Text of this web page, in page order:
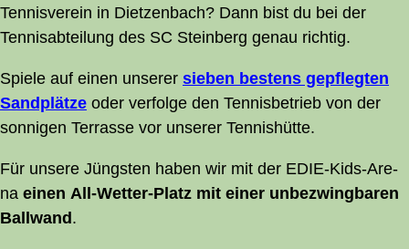
Ten­nis­ver­ein in Diet­zen­bach? Dann bist du bei der
Tennis­abteilung des SC Stein­berg genau richtig.
Spie­le auf einen unse­rer sie­ben bes­tens gepfleg­ten
Sand­plät­ze oder ver­fol­ge den Ten­nis­be­trieb von der
son­ni­gen Ter­ras­se vor unse­rer Tennishütte.
Für unse­re Jüngs­ten haben wir mit der EDIE-Kids-Are­
na einen All-Wet­ter-Platz mit einer unbe­zwing­ba­ren
Ball­wand .